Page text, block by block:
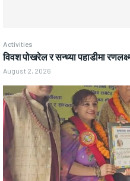
Activities
विवश पोखरेल र सन्ध्या पहाडीमा
August 2, 2026